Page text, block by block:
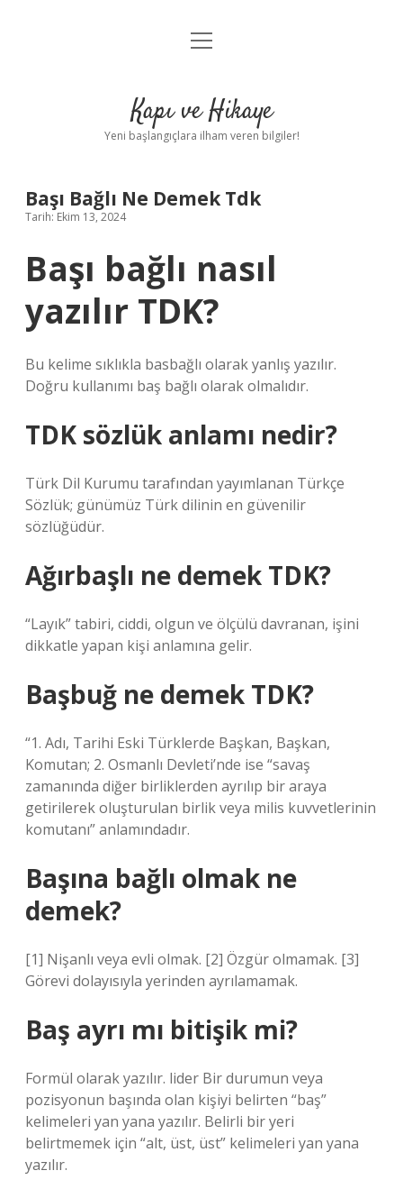
Anasayfa
Yasal Uyarı
menüyü
Kapı ve Hikaye
Yeni başlangıçlara ilham veren bilgiler!
Başı Bağlı Ne Demek Tdk
Tarih: Ekim 13, 2024
Başı bağlı nasıl
yazılır TDK?
Bu kelime sıklıkla basbağlı olarak yanlış yazılır.
Doğru kullanımı baş bağlı olarak olmalıdır.
TDK sözlük anlamı nedir?
Türk Dil Kurumu tarafından yayımlanan Türkçe
Sözlük; günümüz Türk dilinin en güvenilir
sözlüğüdür.
Ağırbaşlı ne demek TDK?
“Layık” tabiri, ciddi, olgun ve ölçülü davranan, işini
dikkatle yapan kişi anlamına gelir.
Başbuğ ne demek TDK?
“1. Adı, Tarihi Eski Türklerde Başkan, Başkan,
Komutan; 2. Osmanlı Devleti’nde ise “savaş
zamanında diğer birliklerden ayrılıp bir araya
getirilerek oluşturulan birlik veya milis kuvvetlerinin
komutanı” anlamındadır.
Başına bağlı olmak ne
demek?
[1] Nişanlı veya evli olmak. [2] Özgür olmamak. [3]
Görevi dolayısıyla yerinden ayrılamamak.
Baş ayrı mı bitişik mi?
Formül olarak yazılır. lider Bir durumun veya
pozisyonun başında olan kişiyi belirten “baş”
kelimeleri yan yana yazılır. Belirli bir yeri
belirtmemek için “alt, üst, üst” kelimeleri yan yana
yazılır.